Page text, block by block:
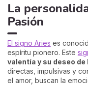
La
Pasión
El signo Aries es
espíritu pionero. Este
valentía y su deseo de
directas, impulsivas y
el amor, buscan la